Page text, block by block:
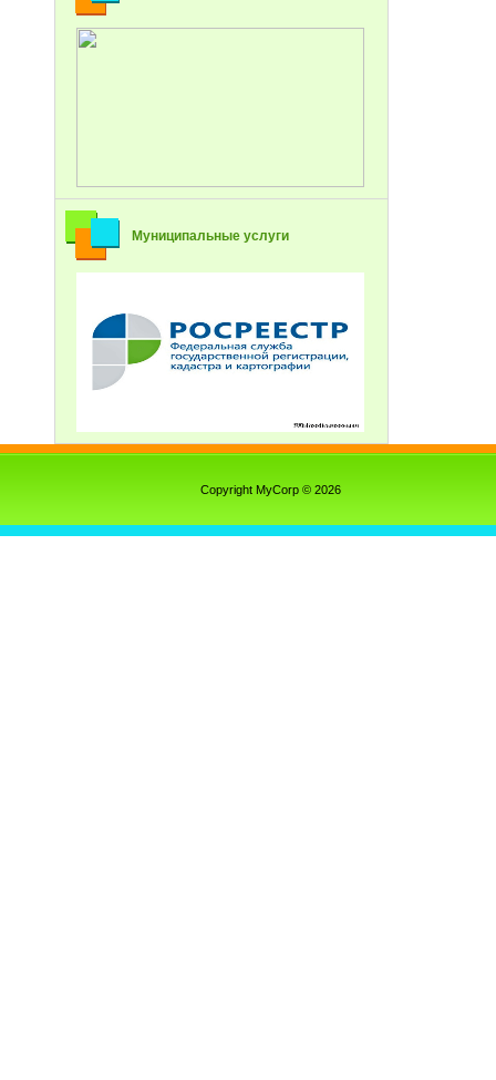
Муниципальные услуги
Copyright MyCorp © 2026